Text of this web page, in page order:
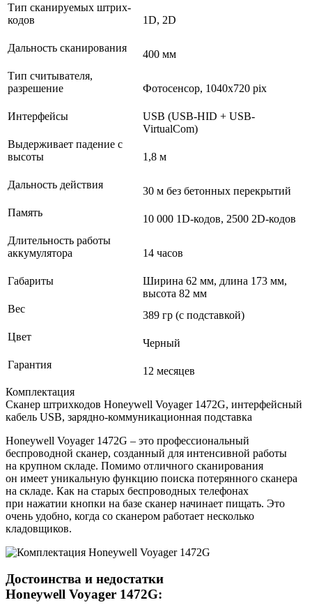
Тип сканируемых штрих-
кодов
1D, 2D
Дальность сканирования
400 мм
Тип считывателя,
разрешение
Фотосенсор, 1040x720 pix
Интерфейсы
USB (USB-HID + USB-
VirtualCom)
Выдерживает падение с
высоты
1,8 м
Дальность действия
30 м без бетонных перекрытий
Память
10 000 1D-кодов, 2500 2D-кодов
Длительность работы
аккумулятора
14 часов
Габариты
Ширина 62 мм, длина 173 мм,
высота 82 мм
Вес
389 гр (с подставкой)
Цвет
Черный
Гарантия
12 месяцев
Комплектация
Сканер штрихкодов Honeywell Voyager 1472G, интерфейсный
кабель USB, зарядно-коммуникационная подставка
Honeywell Voyager 1472G – это профессиональный
беспроводной сканер, созданный для интенсивной работы
на крупном складе. Помимо отличного сканирования
он имеет уникальную функцию поиска потерянного сканера
на складе. Как на старых беспроводных телефонах
при нажатии кнопки на базе сканер начинает пищать. Это
очень удобно, когда со сканером работает несколько
кладовщиков.
Достоинства и недостатки
Honeywell Voyager 1472G: